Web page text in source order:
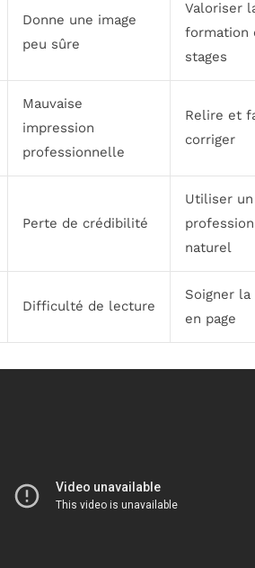
Donne une image
peu sûre
Valoriser
formation
stages
Mauvaise
impression
professionnelle
Relire et
corriger
Perte de crédibilité
Utiliser
naturel
Difficulté de lecture
Soigner la
en page